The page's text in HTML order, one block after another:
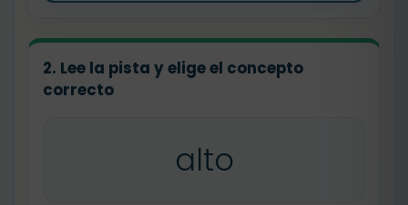
2. Lee la pista y elige el concepto
correcto
alto